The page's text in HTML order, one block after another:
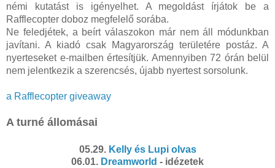
némi kutatást is igényelhet. A megoldást írjátok be a
Rafflecopter doboz megfelelő sorába.
Ne feledjétek, a beírt válaszokon már nem áll módunkban
javítani. A kiadó csak Magyarország területére postáz. A
nyerteseket e-mailben értesítjük. Amennyiben 72 órán belül
nem jelentkezik a szerencsés, újabb nyertest sorsolunk.
a Rafflecopter giveaway
A turné állomásai
05.29. Kelly és Lupi olvas
06.01. Dreamworld - idézetek